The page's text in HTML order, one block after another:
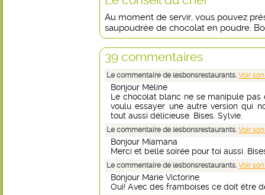
Au moment de servir, vous pouvez
saupoudrée de chocolat en poudre.
39 commentaires
Le commentaire de lesbonsrestaurants. Voir
Bonjour Méline
Le chocolat blanc ne se manipule
voulu essayer une autre version qui
tout aussi délicieuse. Bises. Sylvie.
Le commentaire de lesbonsrestaurants. Voir
Bonjour Miamana
Merci et belle soirée pour toi aussi.
Le commentaire de lesbonsrestaurants. Voir
Bonjour Marie Victorine
Oui! Avec des framboises ce doit être